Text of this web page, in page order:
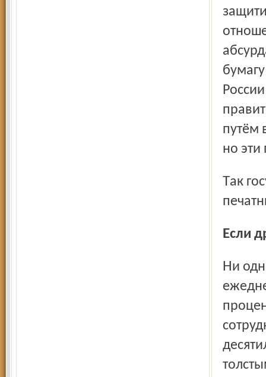
путём
но
Так государство нанесло третий серьёзный удар в спину
Если
Ни одна газета, распространяющаяся по подписке (а